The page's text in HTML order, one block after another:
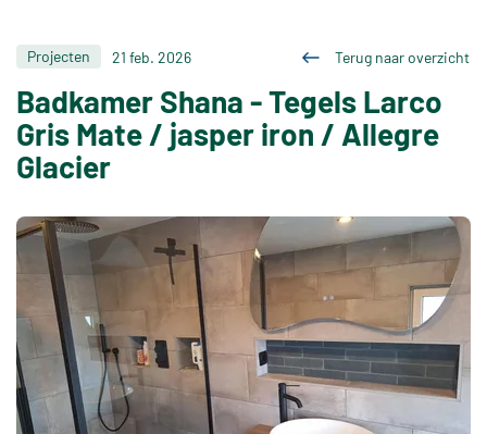
Projecten 21 feb. 2026 Terug naar overzicht
Badkamer Shana - Tegels Larco
Gris Mate / jasper iron / Allegre
Glacier